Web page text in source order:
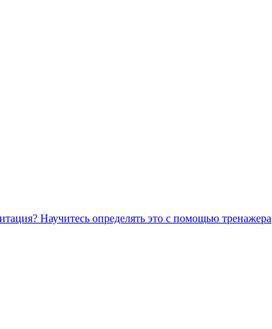
Научитесь определять это с помощью тренажера